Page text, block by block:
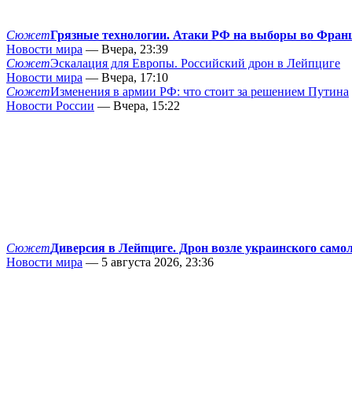
СюжетГрязные технологии. Атаки РФ на выборы во
Новости мира — Вчера, 23:39
СюжетЭскалация для Европы. Российский дрон в Лейпциге
Новости мира — Вчера, 17:10
СюжетИзменения в армии РФ: что стоит за решением Путина
Новости России — Вчера, 15:22
СюжетДиверсия в Лейпциге. Дрон возле украинского
Новости мира — 5 августа 2026, 23:36